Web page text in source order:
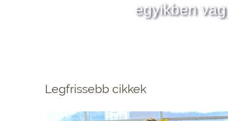
egyikben
Legfrissebb cikkek